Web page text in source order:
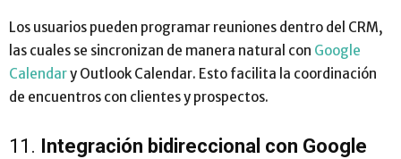
Los usuarios pueden programar reuniones dentro del CRM,
las cuales se sincronizan de manera natural con Google
Calendary Outlook Calendar. Esto facilita la coordinación
de encuentros con clientes y prospectos.
11. Integración bidireccional con Google